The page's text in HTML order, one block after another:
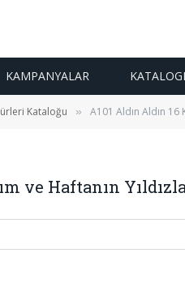
KAMPANYALAR
Kataloğu » A101 Aldın Aldın 16
ve Haftanın